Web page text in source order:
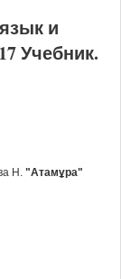
и
Учебник.
Н. "Атамұра"